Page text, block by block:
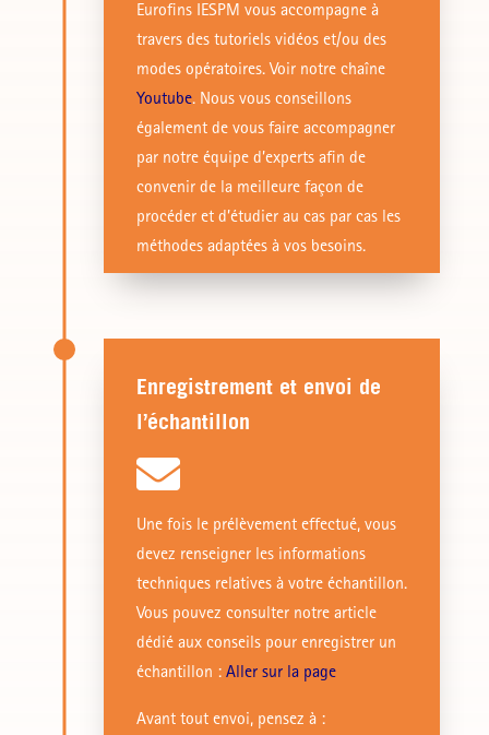
Eurofins IESPM vous accompagne à
travers des tutoriels vidéos et/ou des
modes opératoires. Voir notre chaîne
Youtube. Nous vous conseillons
également de vous faire accompagner
par notre équipe d’experts afin de
convenir de la meilleure façon de
procéder et d’étudier au cas par cas les
méthodes adaptées à vos besoins.
Enregistrement et envoi de
l’échantillon

Une fois le prélèvement effectué, vous
devez renseigner les informations
techniques relatives à votre échantillon.
Vous pouvez consulter notre article
dédié aux conseils pour enregistrer un
échantillon : Aller sur la page
Avant tout envoi, pensez à :